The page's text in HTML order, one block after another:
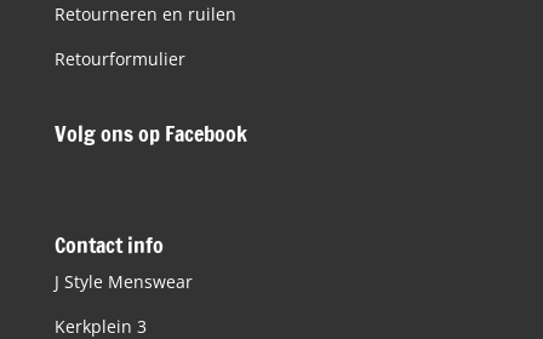
Retourneren en ruilen
Retourformulier
Volg ons op Facebook
Contact info
J Style Menswear
Kerkplein 3